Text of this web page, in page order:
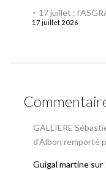
17 juillet :
17 juillet 2026
GALLIERE
d’Albon remporté
Guigal martinesur